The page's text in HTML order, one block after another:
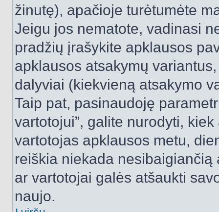
žinutę), apačioje turėtumėte
Jeigu jos nematote, vadinasi
pradžių įrašykite apklausos
apklausos atsakymų
dalyviai (kiekvieną atsakymo
Taip pat, pasinaudoję
vartotojui”, galite nurodyti,
vartotojas apklausos metu,
reiškia niekada
ar vartotojai galės atšaukti
naujo.